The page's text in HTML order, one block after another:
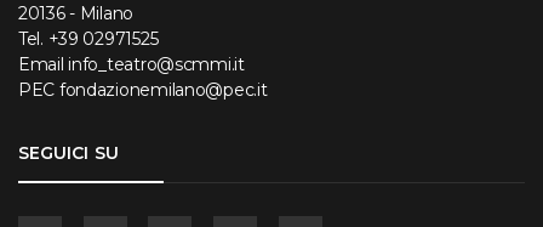
20136 - Milano
Tel. +39 02971525
Email info_teatro@scmmi.it
PEC fondazionemilano@pec.it
SEGUICI SU